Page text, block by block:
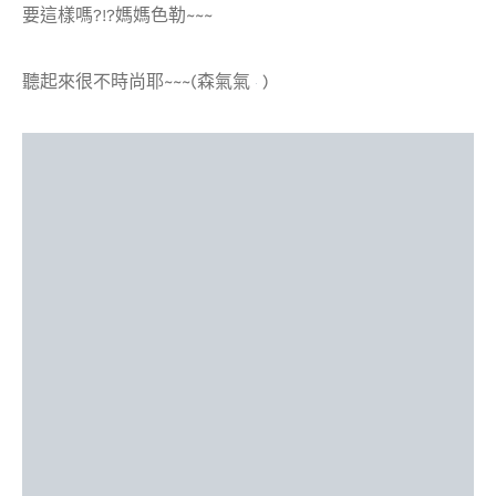
要這樣嗎?!?媽媽色勒~~~
聽起來很不時尚耶~~~(森氣氣 )